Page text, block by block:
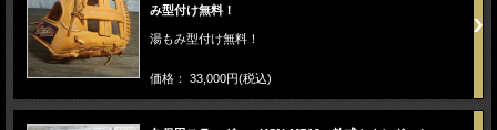
み型付け無料！
湯もみ型付け無料！
価格： 33,000円(税込)